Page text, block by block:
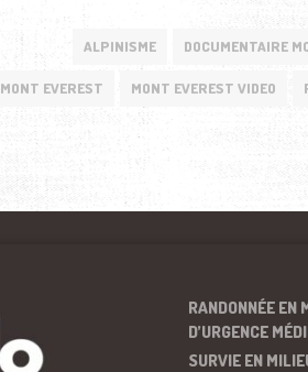
ALPINISME DOCUMENTAIRE
MONT EVEREST MONT EVEREST VIDEO
RANDONNÉE EN
D’URGENCE
SURVIE EN